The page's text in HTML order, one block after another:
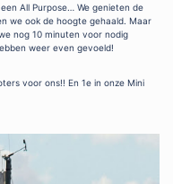
All Purpose… We genieten de
we ook de hoogte gehaald. Maar
nog 10 minuten voor nodig
weer even gevoeld!
voor ons!! En 1e in onze Mini